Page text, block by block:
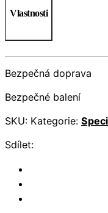
Vlastnosti
Bezpečná doprava
Bezpečné balení
SKU: Kategorie:
Sdílet: